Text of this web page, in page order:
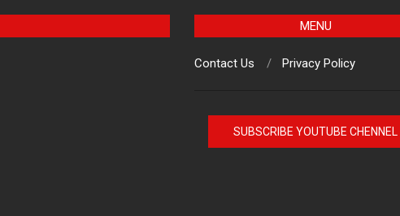
MENU
Contact Us Privacy Policy
SUBSCRIBE YOUTUBE CHENNEL